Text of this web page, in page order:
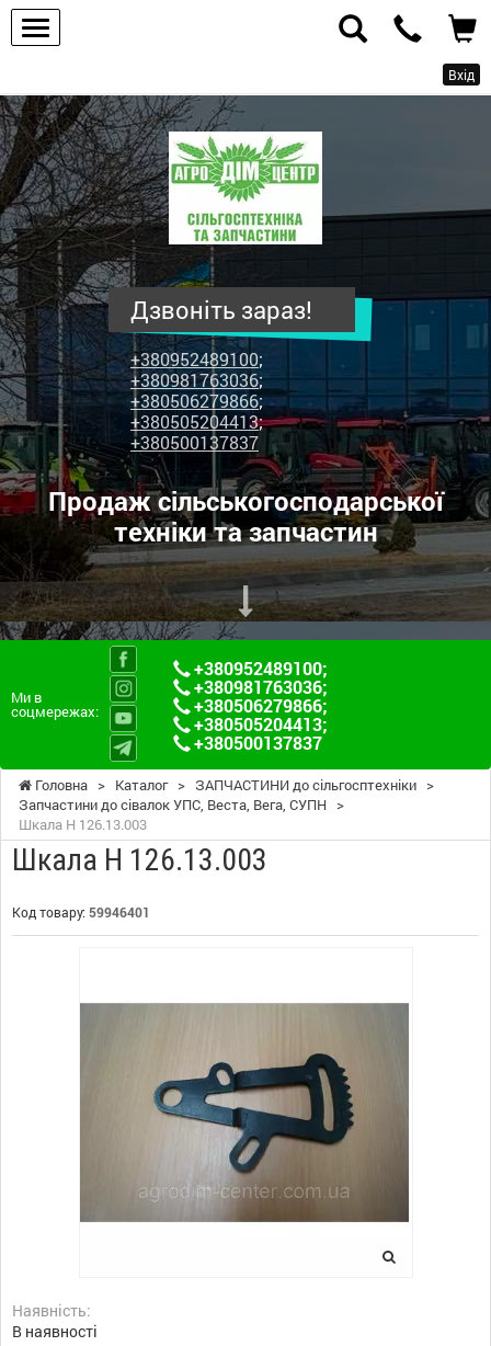
Вхід
ПП
"Агродім-
центр"
-
продаж
сільськогосподарської
техніки
та
запчастин
Дзвоніть зараз!
+380952489100;
+380981763036;
+380506279866;
+380505204413;
+380500137837
Продаж сільськогосподарської
техніки та запчастин
Ми в
соцмережах:
+380952489100;
+380981763036;
+380506279866;
+380505204413;
+380500137837
Головна > Каталог > ЗАПЧАСТИНИ до сільгосптехніки >
Запчастини до сівалок УПС, Веста, Вега, СУПН >
Шкала Н 126.13.003
Шкала Н 126.13.003
Код товару: 59946401
Наявність:
В наявності